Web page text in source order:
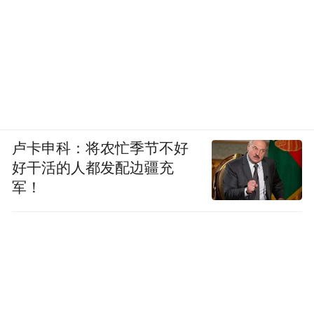
卢卡申科：将农忙季节不好
好干活的人都发配边疆充
军！